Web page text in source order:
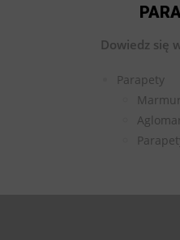
Dowiedz się
Parapety
Marmur